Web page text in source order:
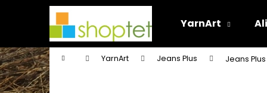
YarnArt
Domů YarnArt Jeans Plus Jeans
P
í
k
Zpět
do
obchodu
Zpět
do
obchodu